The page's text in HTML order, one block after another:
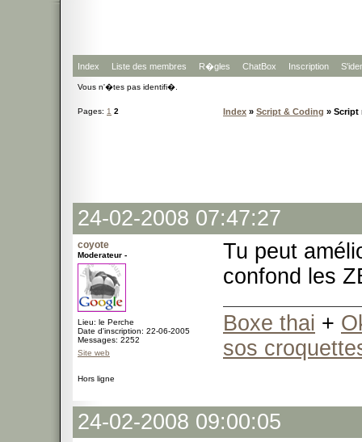
Index Liste des membres R�gles ChatBox Inscription
Vous n'�tes pas identifi�.
Pages: 1 2 Index » Script & Coding » Script
24-02-2008 07:47:27
coyote
Moderateur -
Lieu: le Perche
Date d'inscription: 22-06-2005
Messages: 2252
Site web
Tu peut
confond les
Boxe thai +
sos
Hors ligne
24-02-2008 09:00:05